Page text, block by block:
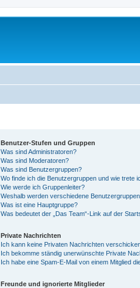
Benutzer-Stufen und Gruppen
Was sind Administratoren?
Was sind Moderatoren?
Was sind Benutzergruppen?
Wo finde ich die Benutzergruppen und wie trete
Wie werde ich Gruppenleiter?
Weshalb werden verschiedene
Was ist eine Hauptgruppe?
Was bedeutet der „Das Team“-Link auf der
Private Nachrichten
Ich kann keine Privaten Nachrichten
Ich bekomme ständig unerwünschte Private
Ich habe eine Spam-E-Mail von einem Mitglied
Freunde und ignorierte Mitglieder